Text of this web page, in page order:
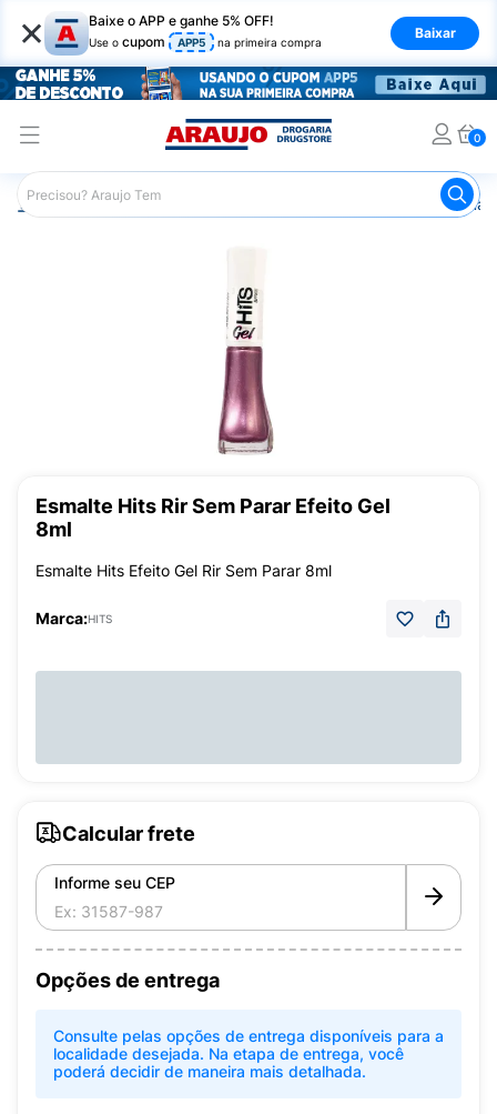
× Baixe o APP e ganhe 5% OFF!
Use o cupom APP5 na primeira compra
Baixar
0
Araujo Beleza e Cuidados
Esmalte Hits Rir Sem Parar Efeito Gel
8ml
Esmalte Hits Efeito Gel Rir Sem Parar 8ml
Marca:HITS
Calcular frete
Informe seu CEP
Opções de entrega
Consulte pelas opções de entrega disponíveis para a
localidade desejada. Na etapa de entrega, você
poderá decidir de maneira mais detalhada.